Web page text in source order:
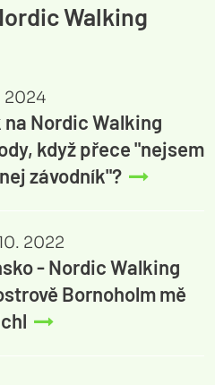
Walking
2024
Nordic Walking
když přece "nejsem
závodník"?
2022
- Nordic Walking
Bornoholm mě